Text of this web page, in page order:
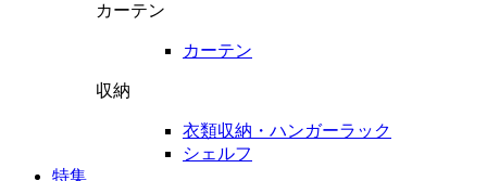
カーテン
カーテン
収納
衣類収納・ハンガーラック
シェルフ
特集